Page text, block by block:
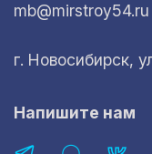
mb@mirstroy54.ru
г. Новосибирск,
Напишите нам